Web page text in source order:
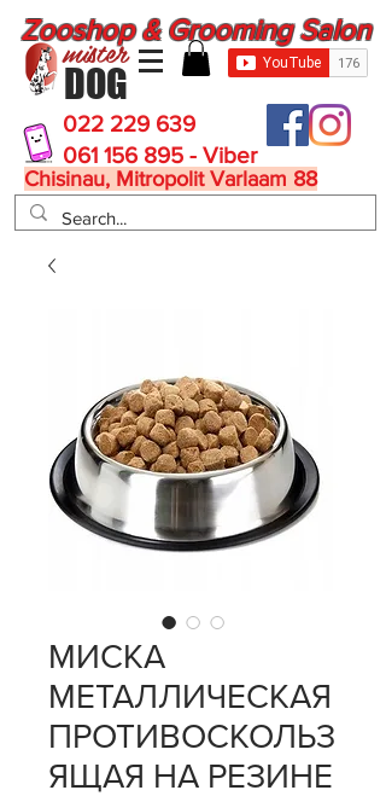
DOG
mister
Zooshop & Grooming Salon
022 229 639
061 156 895 - Viber
Chisinau, Mitropolit Varlaam 88
МИСКА
МЕТАЛЛИЧЕСКАЯ
ПРОТИВОСКОЛЬЗ
ЯЩАЯ НА РЕЗИНЕ